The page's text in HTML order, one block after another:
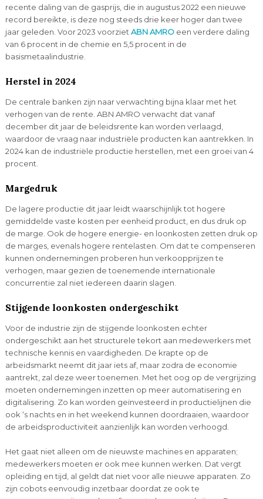
recente daling van de gasprijs, die in augustus 2022 een nieuwe
record bereikte, is deze nog steeds drie keer hoger dan twee
jaar geleden. Voor 2023 voorziet ABN AMROeen verdere daling
van 6 procent in de chemie en 5,5 procent in de
basismetaalindustrie.
Herstel in 2024
De centrale banken zijn naar verwachting bijna klaar met het
verhogen van de rente. ABN AMRO verwacht dat vanaf
december dit jaar de beleidsrente kan worden verlaagd,
waardoor de vraag naar industriële producten kan aantrekken. In
2024 kan de industriële productie herstellen, met een groei van 4
procent.
Margedruk
De lagere productie dit jaar leidt waarschijnlijk tot hogere
gemiddelde vaste kosten per eenheid product, en dus druk op
de marge. Ook de hogere energie- en loonkosten zetten druk op
de marges, evenals hogere rentelasten. Om dat te compenseren
kunnen ondernemingen proberen hun verkoopprijzen te
verhogen, maar gezien de toenemende internationale
concurrentie zal niet iedereen daarin slagen.
Stijgende loonkosten ondergeschikt
Voor de industrie zijn de stijgende loonkosten echter
ondergeschikt aan het structurele tekort aan medewerkers met
technische kennis en vaardigheden. De krapte op de
arbeidsmarkt neemt dit jaar iets af, maar zodra de economie
aantrekt, zal deze weer toenemen. Met het oog op de vergrijzing
moeten ondernemingen inzetten op meer automatisering en
digitalisering. Zo kan worden geïnvesteerd in productielijnen die
ook ‘s nachts en in het weekend kunnen doordraaien, waardoor
de arbeidsproductiviteit aanzienlijk kan worden verhoogd.
Het gaat niet alleen om de nieuwste machines en apparaten;
medewerkers moeten er ook mee kunnen werken. Dat vergt
opleiding en tijd, al geldt dat niet voor alle nieuwe apparaten. Zo
zijn cobots eenvoudig inzetbaar doordat ze ook te